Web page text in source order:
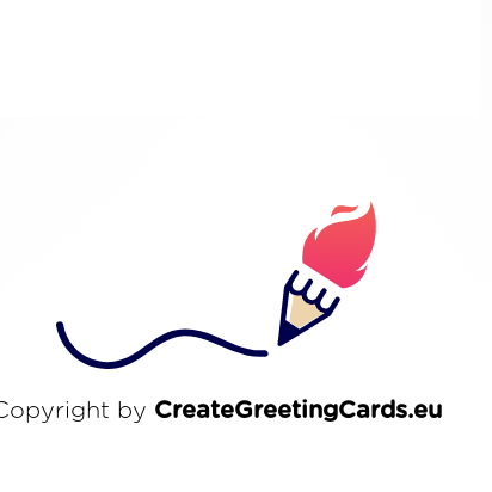
by CreateGreetingCards.eu